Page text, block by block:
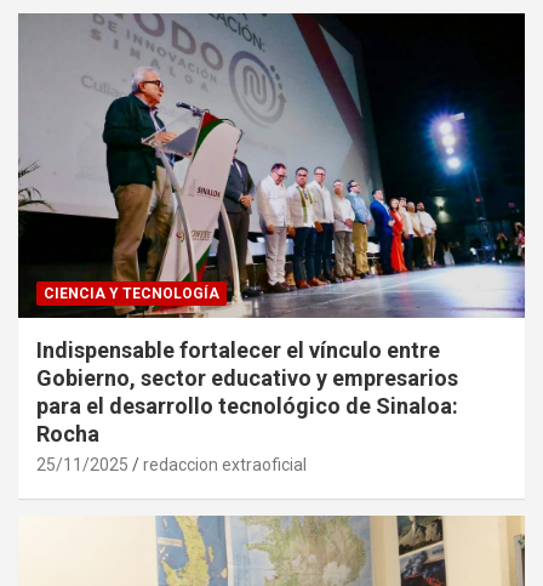
CIENCIA Y TECNOLOGÍA
Indispensable fortalecer el vínculo entre
Gobierno, sector educativo y empresarios
para el desarrollo tecnológico de Sinaloa:
Rocha
25/11/2025 redaccion extraoficial